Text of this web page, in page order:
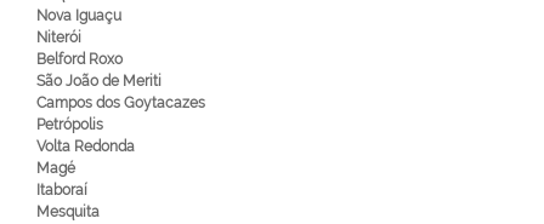
Nova Iguaçu
Niterói
Belford Roxo
São João de Meriti
Campos dos Goytacazes
Petrópolis
Volta Redonda
Magé
Itaboraí
Mesquita